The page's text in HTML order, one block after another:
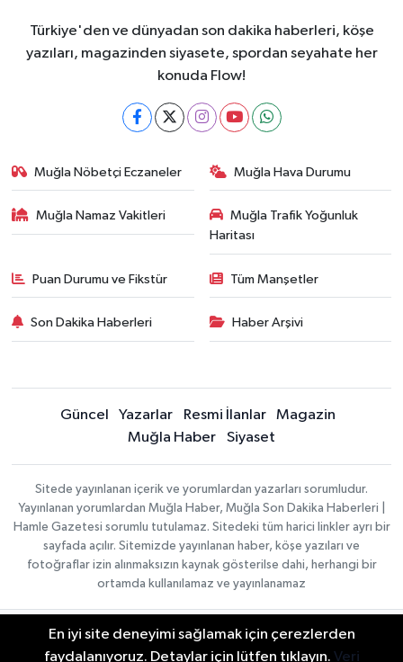
Türkiye'den ve dünyadan son dakika haberleri, köşe
yazıları, magazinden siyasete, spordan seyahate her
konuda Flow!
Muğla Nöbetçi Eczaneler Muğla Hava Durumu
Muğla Namaz Vakitleri
Muğla Trafik Yoğunluk
Haritası
Puan Durumu ve Fikstür Tüm Manşetler
Son Dakika Haberleri Haber Arşivi
Güncel Yazarlar Resmi İlanlar
Magazin
Muğla Haber
Siyaset
Sitede yayınlanan içerik ve yorumlardan yazarları sorumludur.
Yayınlanan yorumlardan Muğla Haber, Muğla Son Dakika Haberleri |
Hamle Gazetesi sorumlu tutulamaz. Sitedeki tüm harici linkler ayrı bir
sayfada açılır. Sitemizde yayınlanan haber, köşe yazıları ve
fotoğraflar izin alınmaksızın kaynak gösterilse dahi, herhangi bir
ortamda kullanılamaz ve yayınlanamaz
Gizlilik Sözleşmesi
Veri Politikası
Haber Yazılımı:
TE Bilişim
En iyi site deneyimi sağlamak için çerezlerden
faydalanıyoruz. Detaylar için lütfen tıklayın. Veri